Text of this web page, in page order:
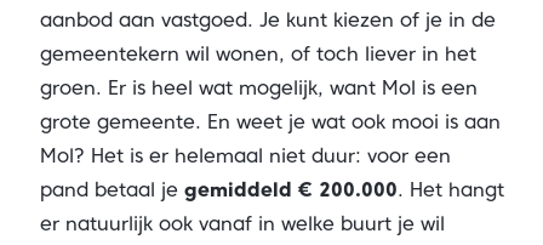
aanbod aan vastgoed. Je kunt kiezen of je in de
gemeentekern wil wonen, of toch liever in het
groen. Er is heel wat mogelijk, want Mol is een
grote gemeente. En weet je wat ook mooi is aan
Mol? Het is er helemaal niet duur: voor een
pand betaal je gemiddeld € 200.000. Het hangt
er natuurlijk ook vanaf in welke buurt je wil